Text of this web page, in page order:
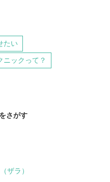
たい
ニックって？
さがす
ザラ）